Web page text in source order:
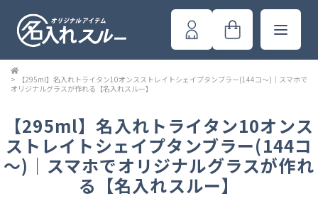
>
【295ml】名入れトライタン10オンスストレイトシェイプタンブラー(144コ～)｜スマホで
オリジナルグラスが作れる【名入れスルー】
【295ml】名入れトライタン10オンス
ストレイトシェイプタンブラー(144コ
～)｜スマホでオリジナルグラスが作れ
る【名入れスルー】